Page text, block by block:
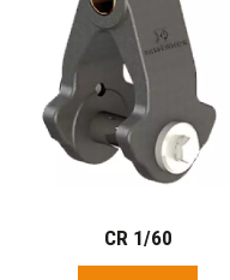
CR 1/60